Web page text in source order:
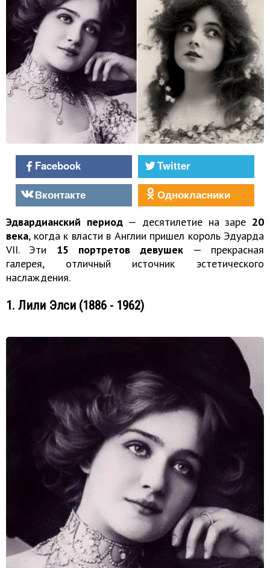
Facebook
Twitter
Вконтакте
Однокласники
Эдвардианский период— десятилетие на заре 20
века, когда к власти в Англии пришел король Эдуарда
VII. Эти 15 портретов девушек — прекрасная
галерея, отличный источник эстетического
наслаждения.
1. Лили Элси (1886 - 1962)